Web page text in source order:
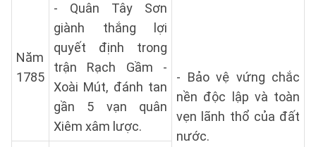
Năm
1785
- Quân Tây Sơn
giành thắng lợi
quyết định trong
trận Rạch Gầm -
Xoài Mút, đánh tan
gần 5 vạn quân
Xiêm xâm lược.
- Bảo vệ vứng chắc
nền độc lập và toàn
vẹn lãnh thổ của đất
nước.